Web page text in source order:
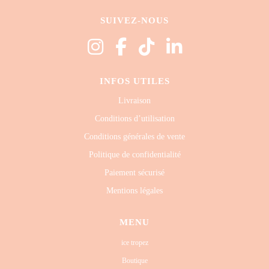
SUIVEZ-NOUS
INFOS UTILES
Livraison
Conditions d’utilisation
Conditions générales de vente
Politique de confidentialité
Paiement sécurisé
Mentions légales
MENU
ice tropez
Boutique